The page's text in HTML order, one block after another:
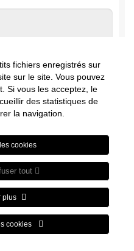
! Consultez notre
pour plus
On
INFOS LÉGALES
CONTACTEZ-NOUS !
fichiers enregistrés sur
sur le site. Vous pouvez
Si vous les acceptez, le
des statistiques de
la navigation.
cookies
tout
plus
cookies